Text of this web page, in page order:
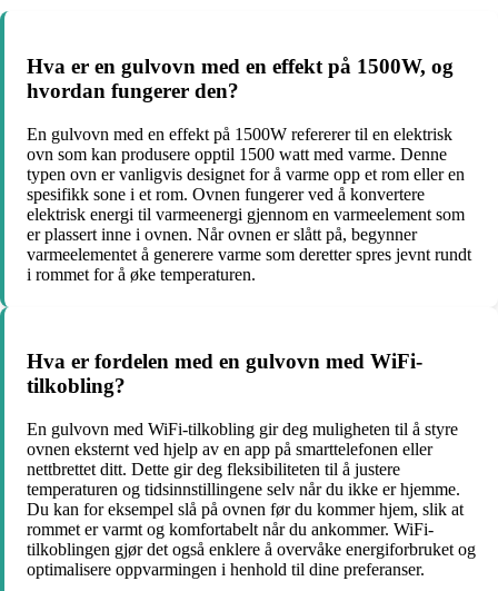
Hva er en gulvovn med en effekt på 1500W, og
hvordan fungerer den?
En gulvovn med en effekt på 1500W refererer til en elektrisk
ovn som kan produsere opptil 1500 watt med varme. Denne
typen ovn er vanligvis designet for å varme opp et rom eller en
spesifikk sone i et rom. Ovnen fungerer ved å konvertere
elektrisk energi til varmeenergi gjennom en varmeelement som
er plassert inne i ovnen. Når ovnen er slått på, begynner
varmeelementet å generere varme som deretter spres jevnt rundt
i rommet for å øke temperaturen.
Hva er fordelen med en gulvovn med WiFi-
tilkobling?
En gulvovn med WiFi-tilkobling gir deg muligheten til å styre
ovnen eksternt ved hjelp av en app på smarttelefonen eller
nettbrettet ditt. Dette gir deg fleksibiliteten til å justere
temperaturen og tidsinnstillingene selv når du ikke er hjemme.
Du kan for eksempel slå på ovnen før du kommer hjem, slik at
rommet er varmt og komfortabelt når du ankommer. WiFi-
tilkoblingen gjør det også enklere å overvåke energiforbruket og
optimalisere oppvarmingen i henhold til dine preferanser.